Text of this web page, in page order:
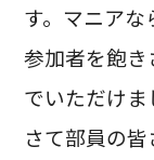
す。マニア
参加者を飽
でいただけま
さて部員の